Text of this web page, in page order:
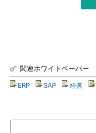
関連ホワイトペーパー
ERP SAP 経営